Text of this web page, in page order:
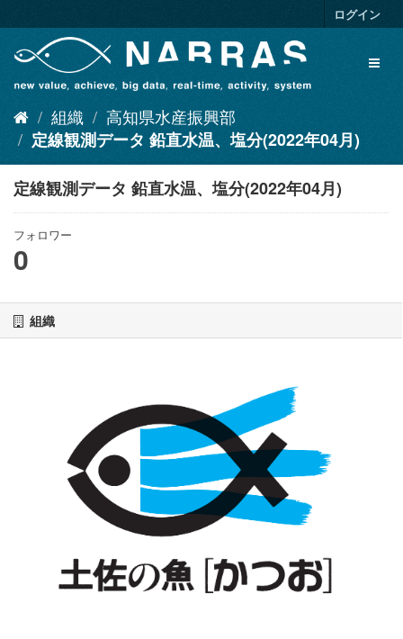
キ
ログイン
組織
高知県水産振興部
定線観測データ 鉛直水温、塩分(2022年04月)
定線観測データ 鉛直水温、塩分(2022年04月)
フォロワー
0
組織